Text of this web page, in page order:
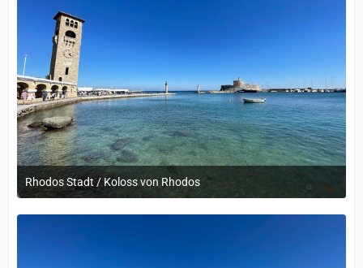
Rhodos Stadt / Koloss von Rhodos
12. September 2022 um 14:05